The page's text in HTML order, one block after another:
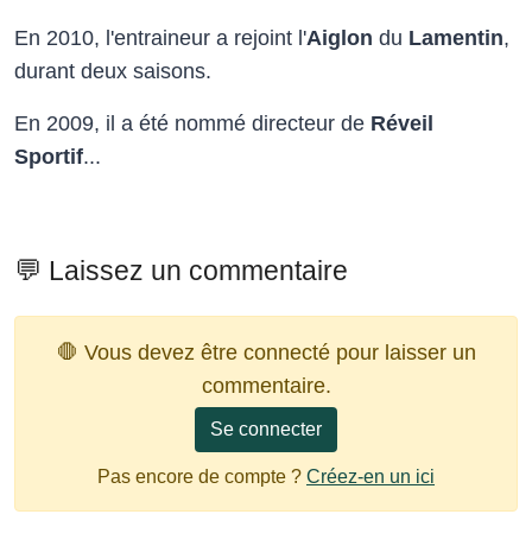
En 2010, l'entraineur a rejoint l'Aiglon du Lamentin,
durant deux saisons.
En 2009, il a été nommé directeur de Réveil
Sportif...
💬 Laissez un commentaire
🛑 Vous devez être connecté pour laisser un
commentaire.
Se connecter
Pas encore de compte ? Créez-en un ici